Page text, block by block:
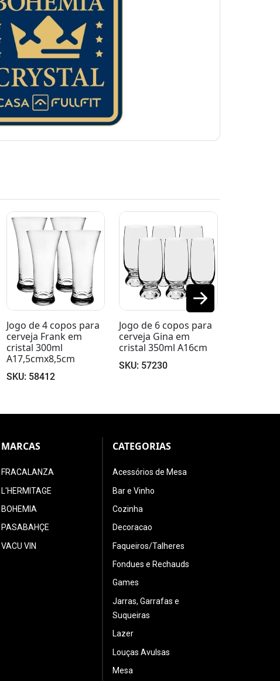
Jogo de 6 copos para
cerveja Gina em
cristal 350ml A16cm
SKU: 57230
Jogo de 4 taças para
degustação de
cerveja em cristal
350ml A20cm
SKU: 58469
MARCAS
FRACALANZA
L'HERMITAGE
BOHEMIA
PASABAHÇE
VACU VIN
CATEGORIAS
Acessórios de Mesa
Bar e Vinho
Cozinha
Decoracao
Faqueiros/Talheres
Fondues e Rechauds
Games
Jarras, Garrafas e
Suqueiras
Lazer
Louças Avulsas
Mesa